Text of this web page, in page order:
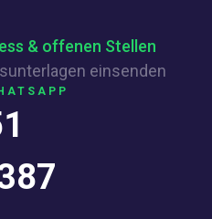
& offenen Stellen
einsenden